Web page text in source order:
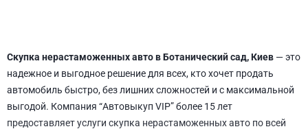
Скупка нерастаможенных авто в Ботанический сад, Киев — это
надежное и выгодное решение для всех, кто хочет продать
автомобиль быстро, без лишних сложностей и с максимальной
выгодой. Компания “Автовыкуп VIP” более 15 лет
предоставляет услуги скупка нерастаможенных авто по всей